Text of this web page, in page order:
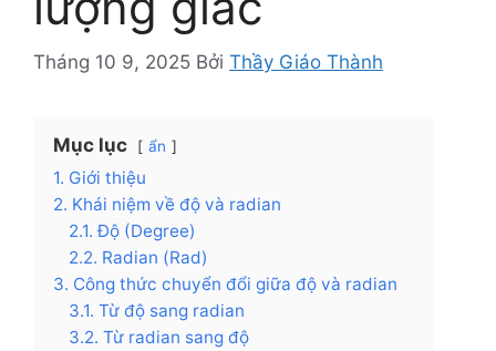
Tháng 10 9, 2025 Bởi Thầy Giáo Thành
Mục lục ẩn
1. Giới thiệu
2. Khái niệm về độ và radian
2.1. Độ (Degree)
2.2. Radian (Rad)
3. Công thức chuyển đổi giữa độ và radian
3.1. Từ độ sang radian
3.2. Từ radian sang độ